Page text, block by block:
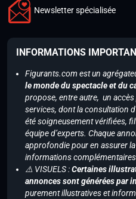
Newsletter spécialisée
INFORMATIONS
Figurants.com est un
le monde du spectacle et du
propose, entre autre, un
services, dont la consultation
été soigneusement vérifiées,
équipe d’experts. Chaque
approfondie pour en assurer
informations
⚠️ VISUELS :Certaines
annonces sont générées par
purement illustratives et